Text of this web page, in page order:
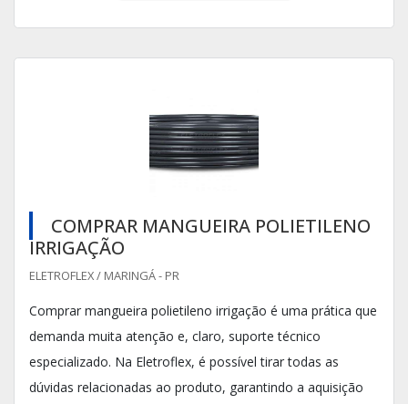
COMPRAR MANGUEIRA POLIETILENO
IRRIGAÇÃO
ELETROFLEX / MARINGÁ - PR
Comprar mangueira polietileno irrigação é uma prática que
demanda muita atenção e, claro, suporte técnico
especializado. Na Eletroflex, é possível tirar todas as
dúvidas relacionadas ao produto, garantindo a aquisição